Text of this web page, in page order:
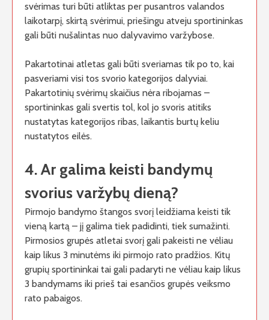
svėrimas turi būti atliktas per pusantros valandos
laikotarpį, skirtą svėrimui, priešingu atveju sportininkas
gali būti nušalintas nuo dalyvavimo varžybose.
Pakartotinai atletas gali būti sveriamas tik po to, kai
pasveriami visi tos svorio kategorijos dalyviai.
Pakartotinių svėrimų skaičius nėra ribojamas –
sportininkas gali svertis tol, kol jo svoris atitiks
nustatytas kategorijos ribas, laikantis burtų keliu
nustatytos eilės.
4. Ar galima keisti bandymų
svorius varžybų dieną?
Pirmojo bandymo štangos svorį leidžiama keisti tik
vieną kartą – jį galima tiek padidinti, tiek sumažinti.
Pirmosios grupės atletai svorį gali pakeisti ne vėliau
kaip likus 3 minutėms iki pirmojo rato pradžios. Kitų
grupių sportininkai tai gali padaryti ne vėliau kaip likus
3 bandymams iki prieš tai esančios grupės veiksmo
rato pabaigos.